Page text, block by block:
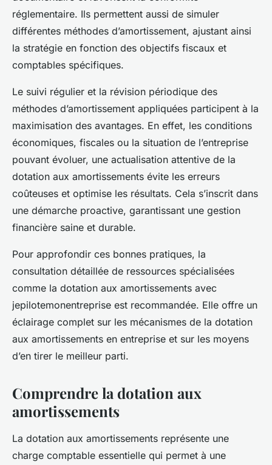
réglementaire. Ils permettent aussi de simuler
différentes méthodes d’amortissement, ajustant ainsi
la stratégie en fonction des objectifs fiscaux et
comptables spécifiques.
Le suivi régulier et la révision périodique des
méthodes d’amortissement appliquées participent à la
maximisation des avantages. En effet, les conditions
économiques, fiscales ou la situation de l’entreprise
pouvant évoluer, une actualisation attentive de la
dotation aux amortissements évite les erreurs
coûteuses et optimise les résultats. Cela s’inscrit dans
une démarche proactive, garantissant une gestion
financière saine et durable.
Pour approfondir ces bonnes pratiques, la
consultation détaillée de ressources spécialisées
comme la dotation aux amortissements avec
jepilotemonentreprise est recommandée. Elle offre un
éclairage complet sur les mécanismes de la dotation
aux amortissements en entreprise et sur les moyens
d’en tirer le meilleur parti.
Comprendre la dotation aux
amortissements
La dotation aux amortissements représente une
charge comptable essentielle qui permet à une